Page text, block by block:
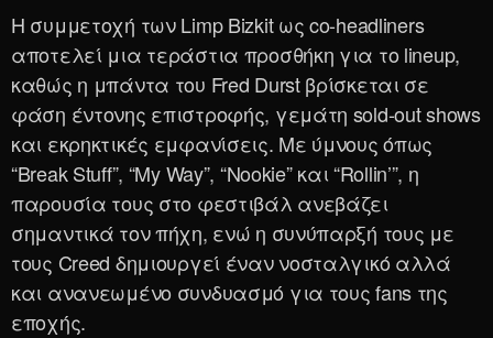
Η συμμετοχή των Limp Bizkit ως co-headliners
αποτελεί μια τεράστια προσθήκη για το lineup,
καθώς η μπάντα του Fred Durst βρίσκεται σε
φάση έντονης επιστροφής, γεμάτη sold-out shows
και εκρηκτικές εμφανίσεις. Με ύμνους όπως
“Break Stuff”, “My Way”, “Nookie” και “Rollin’”, η
παρουσία τους στο φεστιβάλ ανεβάζει
σημαντικά τον πήχη, ενώ η συνύπαρξή τους με
τους Creed δημιουργεί έναν νοσταλγικό αλλά
και ανανεωμένο συνδυασμό για τους fans της
εποχής.